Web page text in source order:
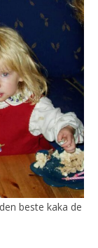
beste kaka de